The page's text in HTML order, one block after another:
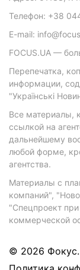
Телефон: +38
E-mail:
FOCUS.UA —
Перепечатка,
информации,
"Українські
Все материалы,
ссылкой на
дальнейшему
любой форме,
агентства.
Материалы с
компаний",
"Спецпроект
коммерческой
© 2026